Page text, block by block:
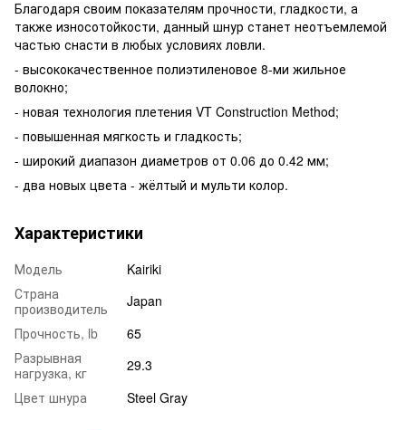
Благодаря своим показателям прочности, гладкости, а
также износотойкости, данный шнур станет неотъемлемой
частью снасти в любых условиях ловли.
- высококачественное полиэтиленовое 8-ми жильное
волокно;
- новая технология плетения VT Construction Method;
- повышенная мягкость и гладкость;
- широкий диапазон диаметров от 0.06 до 0.42 мм;
- два новых цвета - жёлтый и мульти колор.
Характеристики
Модель
Kairiki
Страна
производитель
Japan
Прочность, lb
65
Разрывная
нагрузка, кг
29.3
Цвет шнура
Steel Gray